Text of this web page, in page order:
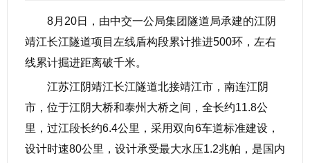
8月20日，由中交一公局集团隧道局承建的江阴
靖江长江隧道项目左线盾构段累计推进500环，左右
线累计掘进距离破千米。
江苏江阴靖江长江隧道北接靖江市，南连江阴
市，位于江阴大桥和泰州大桥之间，全长约11.8公
里，过江段长约6.4公里，采用双向6车道标准建设，
设计时速80公里，设计承受最大水压1.2兆帕，是国内